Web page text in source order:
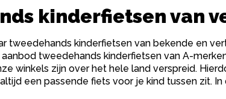
kinderfietsen van
tweedehands kinderfietsen van bekende en
tweedehands kinderfietsen van A-
winkels zijn over het hele land verspreid.
een passende fiets voor je kind tussen zit.